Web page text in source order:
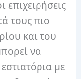
επιχειρήσεις
τους πιο
και του
να
με